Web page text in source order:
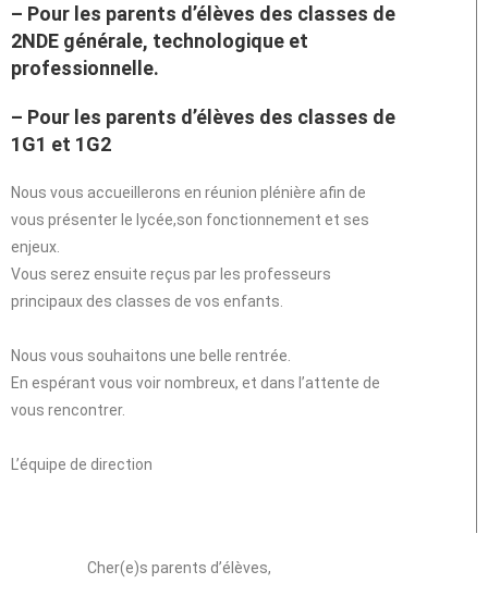
– Pour les parents d’élèves des classes de
2NDE générale, technologique et
professionnelle.
– Pour les parents d’élèves des classes de
1G1 et 1G2
Nous vous accueillerons en réunion plénière afin de
vous présenter le lycée,son fonctionnement et ses
enjeux.
Vous serez ensuite reçus par les professeurs
principaux des classes de vos enfants.
Nous vous souhaitons une belle rentrée.
En espérant vous voir nombreux, et dans l’attente de
vous rencontrer.
L’équipe de direction
Cher(e)s parents d’élèves,